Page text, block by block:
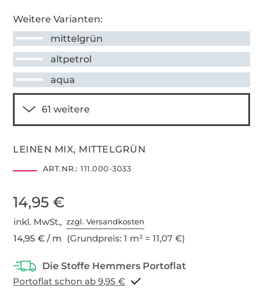
Weitere Varianten:
mittelgrün
altpetrol
aqua
LEINEN MIX, MITTELGRÜN
ART.NR.: 111.000-3033
14,95 €
inkl. MwSt.,zzgl. Versandkosten
14,95 € / m (Grundpreis: 1 m² = 11,07 €)
Portoflat schon ab 9,95 €